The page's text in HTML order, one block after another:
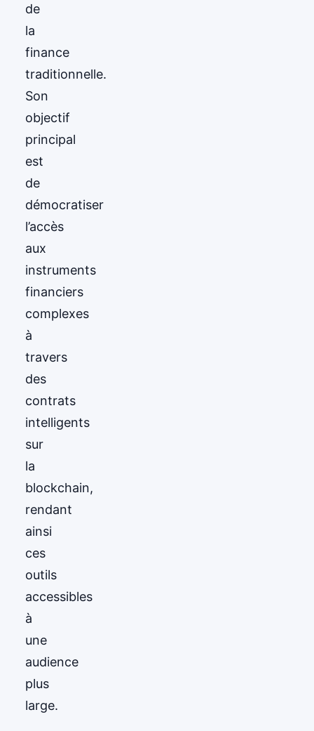
de
la
finance
traditionnelle.
Son
objectif
principal
est
de
démocratiser
l’accès
aux
instruments
financiers
complexes
à
travers
des
contrats
intelligents
sur
la
blockchain,
rendant
ainsi
ces
outils
accessibles
à
une
audience
plus
large.